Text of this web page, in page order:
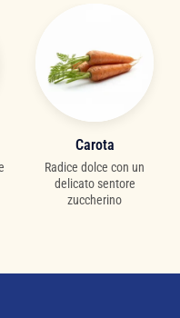
Carota
Radice dolce con un
delicato sentore
zuccherino